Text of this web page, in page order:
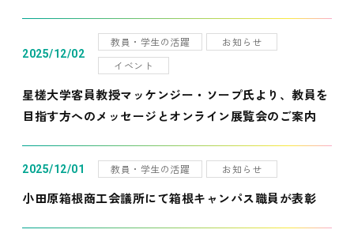
2025/12/02
教員・学生の活躍
お知らせ
イベント
星槎大学客員教授マッケンジー・ソープ氏より、教員を
目指す方へのメッセージとオンライン展覧会のご案内
2025/12/01 教員・学生の活躍 お知らせ
小田原箱根商工会議所にて箱根キャンパス職員が表彰